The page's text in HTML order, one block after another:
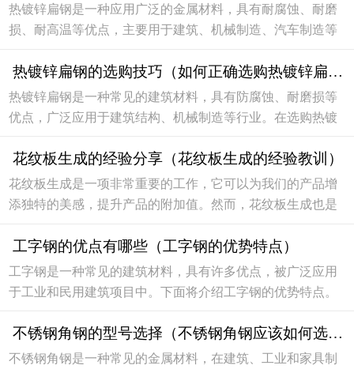
热镀锌扁钢是一种应用广泛的金属材料，具有耐腐蚀、耐磨
损、耐高温等优点，主要用于建筑、机械制造、汽车制造等
介绍一下热镀锌扁钢的生产工艺。1. 原料准备生产...
热镀锌扁钢的选购技巧（如何正确选购热镀锌扁钢）
热镀锌扁钢是一种常见的建筑材料，具有防腐蚀、耐磨损等
优点，广泛应用于建筑结构、机械制造等行业。在选购热镀
质产品。1. 规格尺寸首先要根据实际需求选择适合...
花纹板生成的经验分享（花纹板生成的经验教训）
花纹板生成是一项非常重要的工作，它可以为我们的产品增
添独特的美感，提升产品的附加值。然而，花纹板生成也是
题。下面我将分享一些我在花纹板生成过程中的经验...
工字钢的优点有哪些（工字钢的优势特点）
工字钢是一种常见的建筑材料，具有许多优点，被广泛应用
于工业和民用建筑项目中。下面将介绍工字钢的优势特点。
受大部分建筑结构的重量和压力。在建筑工程中，...
不锈钢角钢的型号选择（不锈钢角钢应该如何选择型号）
不锈钢角钢是一种常见的金属材料，在建筑、工业和家具制